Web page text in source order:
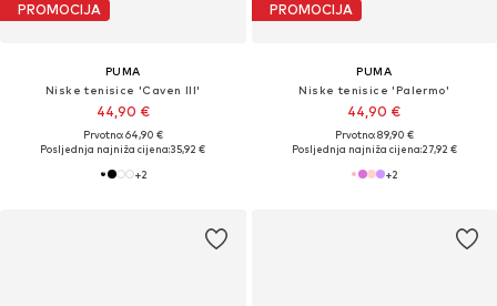
PROMOCIJA
PUMA
Niske tenisice 'Caven III'
44,90 €
Prvotno: 64,90 €
Posljednja najniža cijena:35,92 €
+2
PROMOCIJA
PUMA
Niske tenisice 'Palermo'
44,90 €
Prvotno: 89,90 €
Posljednja najniža cijena:27,92 €
+2